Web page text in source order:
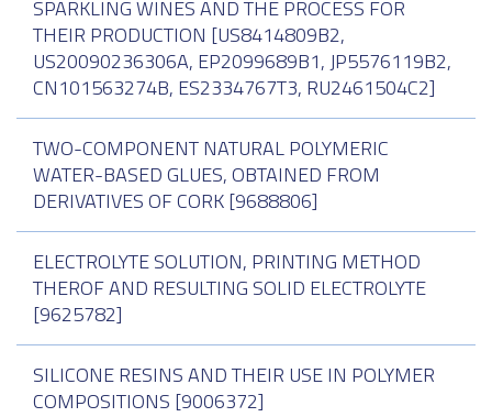
SPARKLING WINES AND THE PROCESS FOR
THEIR PRODUCTION [US8414809B2,
US20090236306A, EP2099689B1, JP5576119B2,
CN101563274B, ES2334767T3, RU2461504C2]
TWO-COMPONENT NATURAL POLYMERIC
WATER-BASED GLUES, OBTAINED FROM
DERIVATIVES OF CORK [9688806]
ELECTROLYTE SOLUTION, PRINTING METHOD
THEROF AND RESULTING SOLID ELECTROLYTE
[9625782]
SILICONE RESINS AND THEIR USE IN POLYMER
COMPOSITIONS [9006372]